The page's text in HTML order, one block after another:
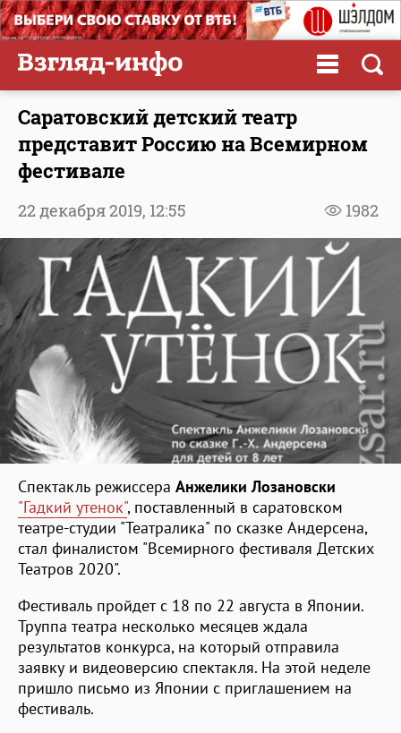
Саратовский детский театр
представит Россию на Всемирном
фестивале
1982
22 декабря 2019, 12:55
Спектакль режиссера Анжелики Лозановски
"Гадкий утенок", поставленный в саратовском
театре-студии "Театралика" по сказке Андерсена,
стал финалистом "Всемирного фестиваля Детских
Театров 2020".
Фестиваль пройдет с 18 по 22 августа в Японии.
Труппа театра несколько месяцев ждала
результатов конкурса, на который отправила
заявку и видеоверсию спектакля. На этой неделе
пришло письмо из Японии с приглашением на
фестиваль.